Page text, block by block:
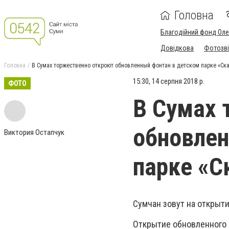
Головна
Благодійний фонд
Довідкова
Головна В Сумах торжественно откроют обновленный фонтан в детском парке
ФОТО
Виктория Остапчук
15:30, 14 серпня 2018 р.
В Сумах
парке
Сумчан зовут на
Открытие обновленного